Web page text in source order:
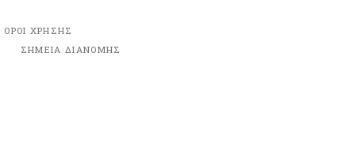
ΟΡΟΙ ΧΡΗΣΗΣ
ΣΗΜΕΙΑ ΔΙΑΝΟΜΗΣ